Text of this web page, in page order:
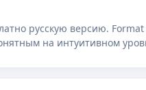
русскую версию.
на интуитивном